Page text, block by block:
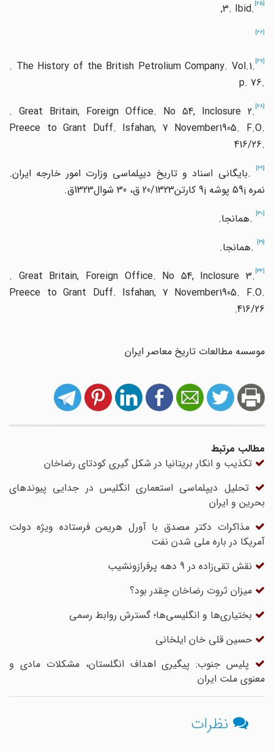
,3. Ibid.
. The History of the British Petrolium Company. Vol.1.
p. 76.
. Great Britain, Foreign Office. No 54, Inclosure 2.
Preece to Grant Duff. Isfahan, 7 November1905. F.O.
416/26.
.بایگانی اسناد و تاریخ دیپلماسی وزارت امور خارجه ایران.
نمره59¡پوشه9¡کارتن20/1323ق،30شوال1323ق.
.همانجا.
.همانجا.
. Great Britain, Foreign Office. No 54, Inclosure 3.
Preece to Grant Duff. Isfahan, 7 November1905. F.O.
416/26
.
موسسه مطالعات تاریخ معاصر ایران
مطالب مرتبط
تکذیب و انکار بریتانیا در شکل گیری کودتای رضاخان
تحلیل دیپلماسی استعماری انگلیس در جدایی پیوندهای
بحرین و ایران
مذاکرات دکتر مصدق با آورل هریمن فرستاده ویژه دولت
آمریکا در باره ملی شدن نفت
نقش تقی‌زاده در 9 دهه پرفرازونشیب
میزان ثروت رضاخان چقدر بود؟
بختیاری‌‏ها و انگلیسی‌‏ها؛ گسترش روابط رسمى
حسین قلى‏ خان ایلخانى
پلیس جنوب: پیگیری اهداف انگلستان، مشکلات مادی و
معنوی ملت ایران
نظرات